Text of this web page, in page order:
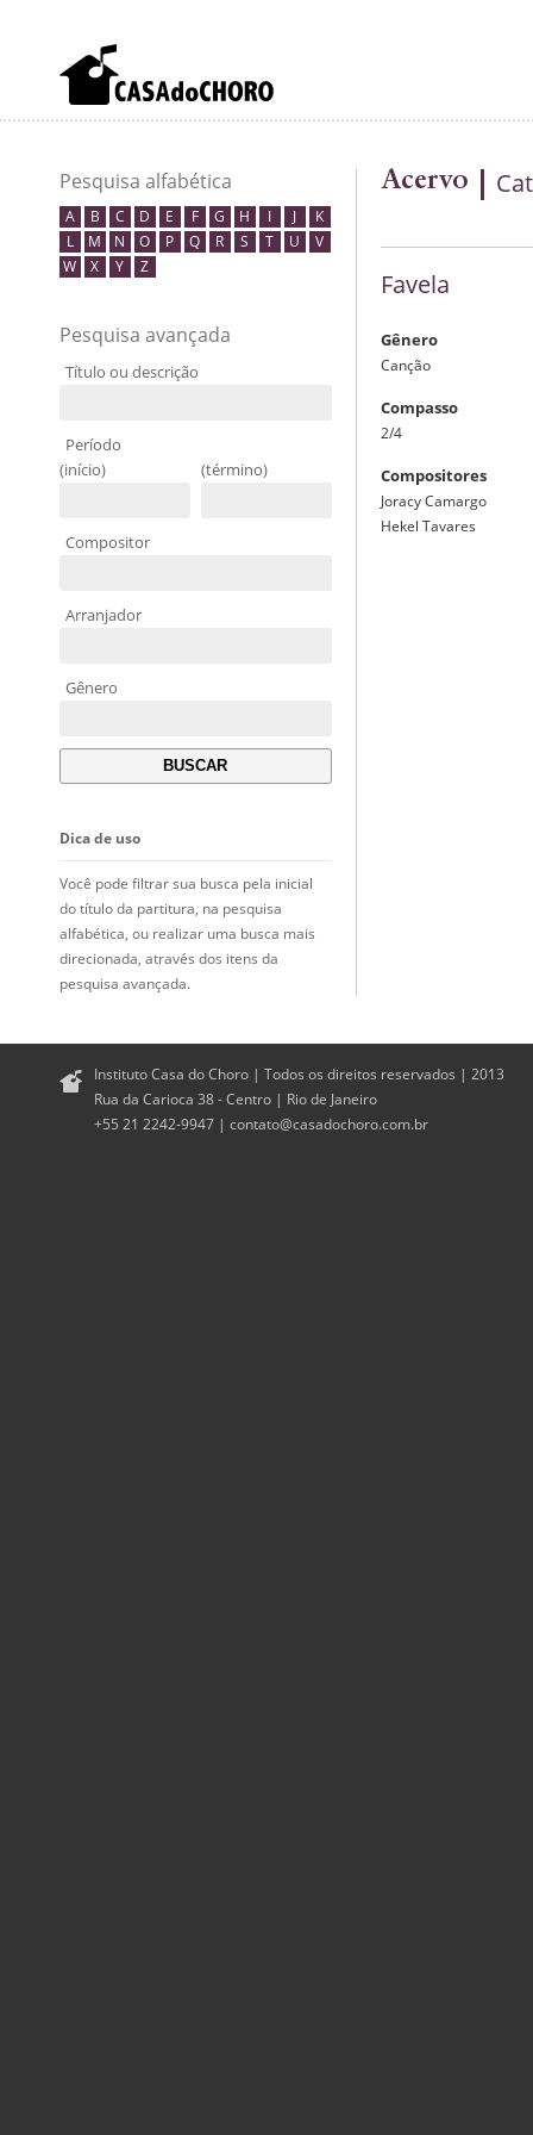
Pesquisa alfabética
A B C D E F G H I J
K
L
M N O P Q R S T U
V
W
X Y Z
Pesquisa avançada
Título ou descrição
Período
(início)
(término)
Compositor
Arranjador
Gênero
Dica de uso
Você pode filtrar sua busca pela inicial
do título da partitura, na pesquisa
alfabética, ou realizar uma busca mais
direcionada, através dos itens da
pesquisa avançada.
Acervo
Favela
Gênero
Canção
Compasso
2/4
Compositores
Joracy Camargo
Hekel Tavares
Instituto Casa do Choro | Todos os direitos reservados | 2013
Rua da Carioca 38 - Centro | Rio de Janeiro
+55 21 2242-9947 | contato@casadochoro.com.br